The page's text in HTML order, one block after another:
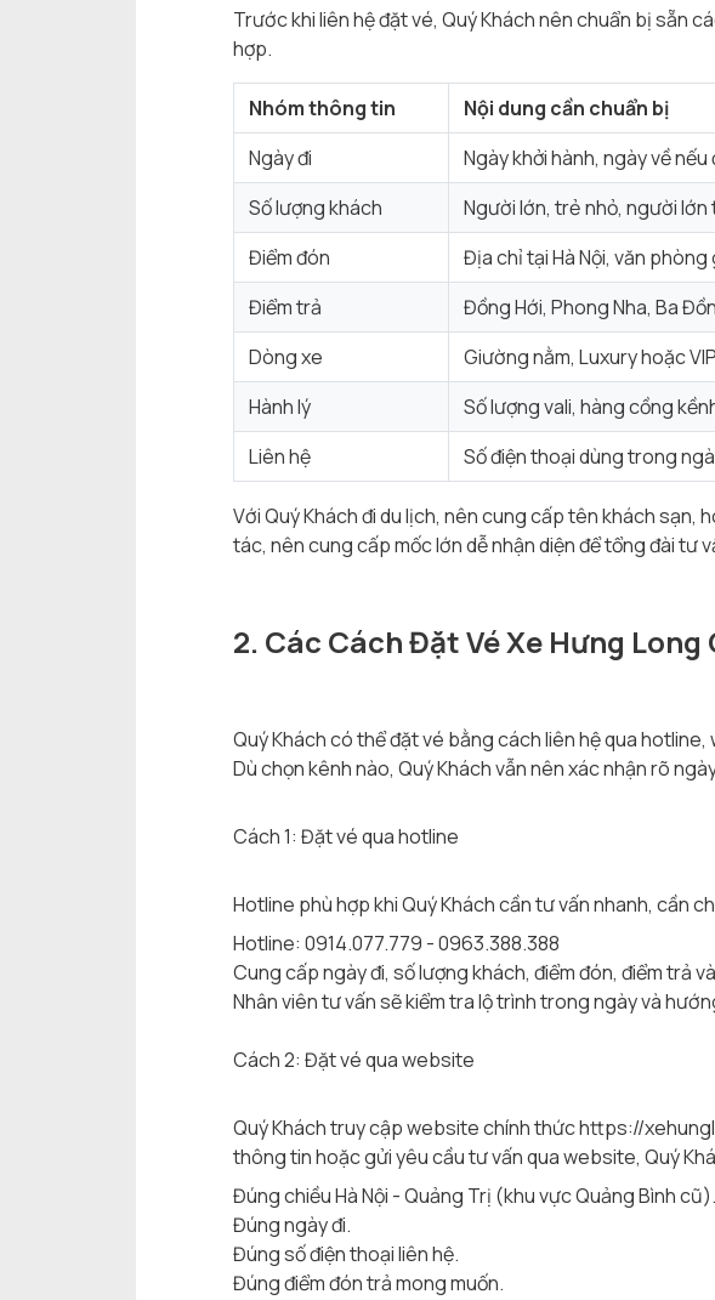
Trước khi liên hệ đặt vé, Quý Khách nên chuẩn bị sẵn
hợp.
Nhóm thông tin
Nội dung cần chuẩn bị
Ngày đi
Ngày khởi hành, ngày về
Số lượng khách
Người lớn, trẻ nhỏ, người
Điểm đón
Địa chỉ tại Hà Nội, văn
Điểm trả
Đồng Hới, Phong Nha, Ba
Dòng xe
Giường nằm, Luxury hoặc
Hành lý
Số lượng vali, hàng cồng
Liên hệ
Số điện thoại dùng trong
Với Quý Khách đi du lịch, nên cung cấp tên khách sạn,
tác, nên cung cấp mốc lớn dễ nhận diện để tổng đài tư
2. Các Cách Đặt Vé Xe Hưng Long
Quý Khách có thể đặt vé bằng cách liên hệ qua
Dù chọn kênh nào, Quý Khách vẫn nên xác nhận rõ
Cách 1: Đặt vé qua hotline
Hotline phù hợp khi Quý Khách cần tư vấn nhanh, cần
Hotline: 0914.077.779 - 0963.388.388
Cung cấp ngày đi, số lượng khách, điểm đón, điểm trả
Nhân viên tư vấn sẽ kiểm tra lộ trình trong ngày và
Cách 2: Đặt vé qua website
Quý Khách truy cập website chính thứchttps://
thông tin hoặc gửi yêu cầu tư vấn qua website, Quý
Đúng chiều Hà Nội - Quảng Trị (khu vực Quảng Bình cũ).
Đúng ngày đi.
Đúng số điện thoại liên hệ.
Đúng điểm đón trả mong muốn.